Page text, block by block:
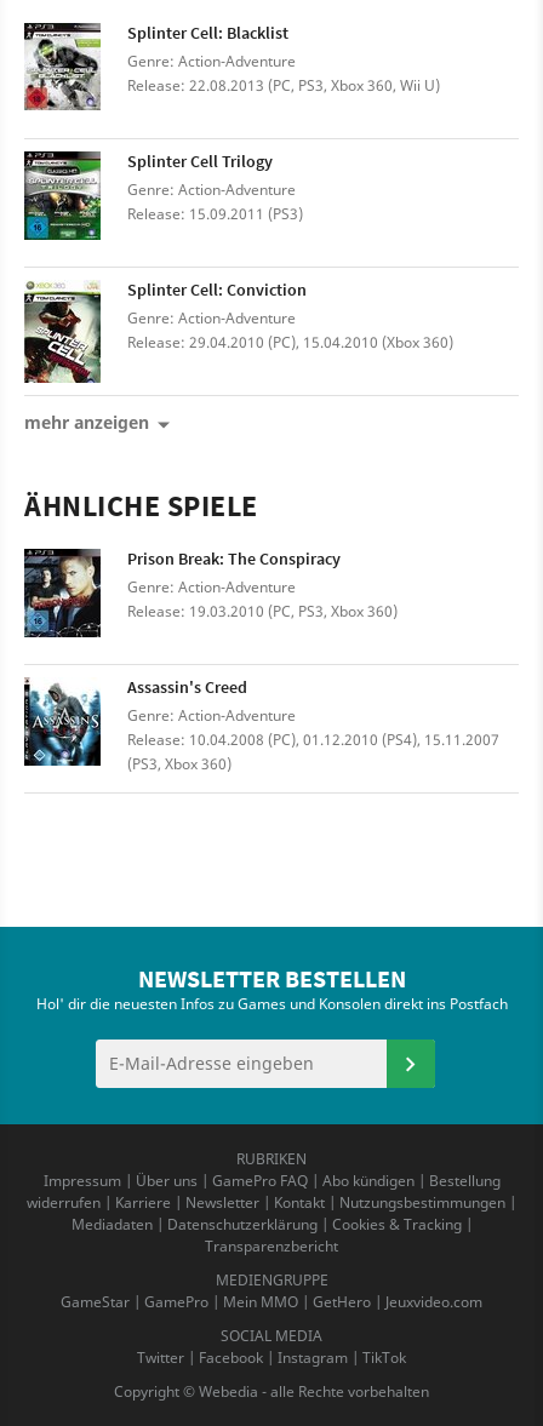
Splinter Cell: Blacklist
Genre: Action-Adventure
Release: 22.08.2013 (PC, PS3, Xbox 360, Wii U)
Splinter Cell Trilogy
Genre: Action-Adventure
Release: 15.09.2011 (PS3)
Splinter Cell: Conviction
Genre: Action-Adventure
Release: 29.04.2010 (PC), 15.04.2010 (Xbox 360)
mehr anzeigen
ÄHNLICHE SPIELE
Prison Break: The Conspiracy
Genre: Action-Adventure
Release: 19.03.2010 (PC, PS3, Xbox 360)
Assassin's Creed
Genre: Action-Adventure
Release: 10.04.2008 (PC), 01.12.2010 (PS4), 15.11.2007
(PS3, Xbox 360)
NEWSLETTER BESTELLEN
Hol' dir die neuesten Infos zu Games und Konsolen direkt ins Postfach
RUBRIKEN
Impressum| Über uns | GamePro FAQ| Abo kündigen| Bestellung
widerrufen | Karriere | Newsletter | Kontakt | Nutzungsbestimmungen |
Mediadaten| Datenschutzerklärung| Cookies & Tracking|
Transparenzbericht
MEDIENGRUPPE
GameStar | GamePro | Mein MMO | GetHero | Jeuxvideo.com
SOCIAL MEDIA
Twitter | Facebook | Instagram | TikTok
Copyright © Webedia - alle Rechte vorbehalten